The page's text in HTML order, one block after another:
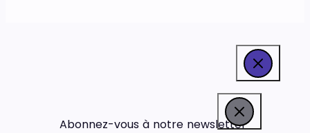
Abonnez-vous à notre newsletter